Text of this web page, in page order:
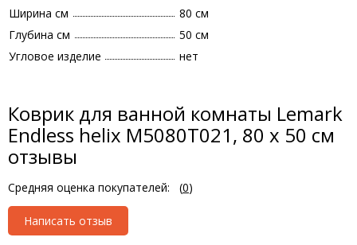
Ширина см
80 см
Глубина см
50 см
Угловое изделие
нет
Коврик для ванной комнаты Lemark
Endless helix M5080T021, 80 х 50 см
отзывы
Средняя оценка покупателей: (0)
Написать отзыв